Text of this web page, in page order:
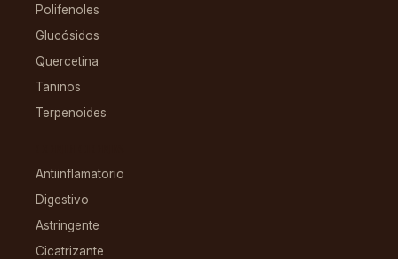
Polifenoles
Glucósidos
Quercetina
Taninos
Terpenoides
Antiinflamatorio
Digestivo
Astringente
Cicatrizante